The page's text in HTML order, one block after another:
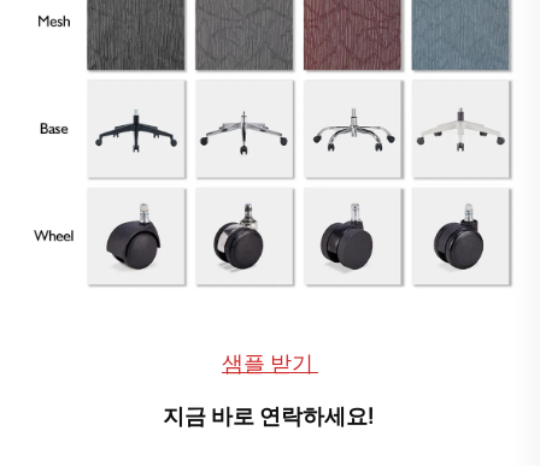
샘플 받기
지금 바로 연락하세요!